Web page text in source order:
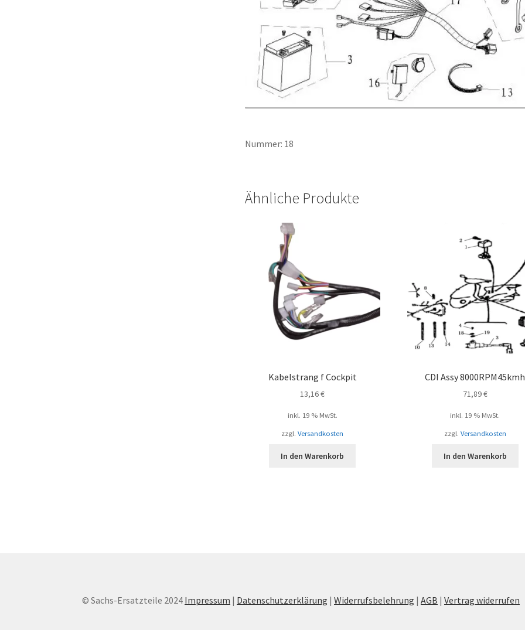
Nummer: 18
Ähnliche Produkte
Kabelstrang f Cockpit
13,16€
inkl. 19 % MwSt.
zzgl.Versandkosten
In den Warenkorb
CDI Assy 8000RPM45kmh
71,89€
inkl. 19 % MwSt.
zzgl. Versandkosten
In den Warenkorb
© Sachs-Ersatzteile 2024 Impressum | Datenschutzerklärung |Widerrufsbelehrung |AGB |Vertrag widerrufen